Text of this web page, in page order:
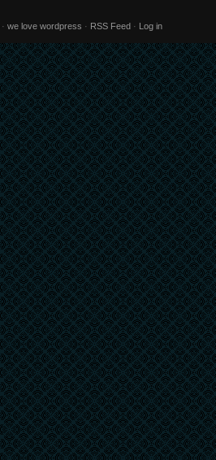
· we love wordpress · RSS Feed · Log in